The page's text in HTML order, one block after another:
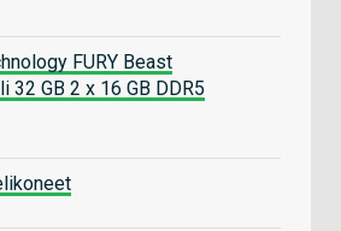
FURY Beast
32 GB 2 x 16 GB DDR5